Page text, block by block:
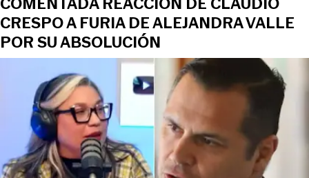
CRESPO A FURIA DE ALEJANDRA VALLE
POR SU ABSOLUCIÓN